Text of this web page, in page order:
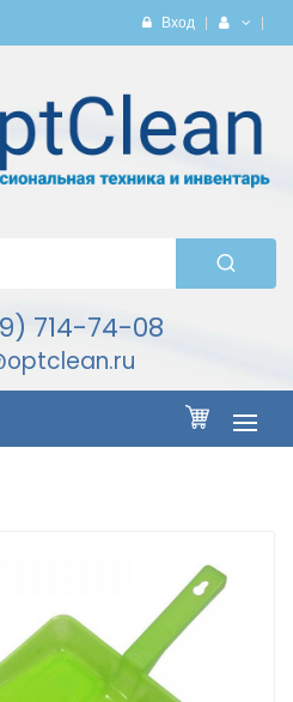
Вход
714-74-08